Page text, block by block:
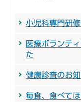
小児科専門研
医療ボランテ
た
健康診査のお
毎食、食べて